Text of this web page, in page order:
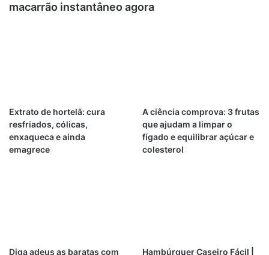
macarrão instantâneo agora
Extrato de hortelã: cura
resfriados, cólicas,
enxaqueca e ainda
emagrece
A ciência comprova: 3 frutas
que ajudam a limpar o
fígado e equilibrar açúcar e
colesterol
Diga adeus as baratas com
Hambúrguer Caseiro Fácil |